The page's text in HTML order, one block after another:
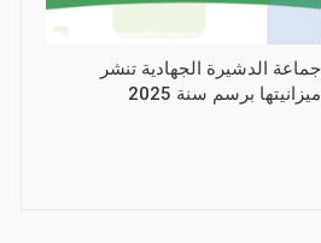
جماعة الدشيرة الجهادية تنشر
ميزانيتها برسم سنة 2025